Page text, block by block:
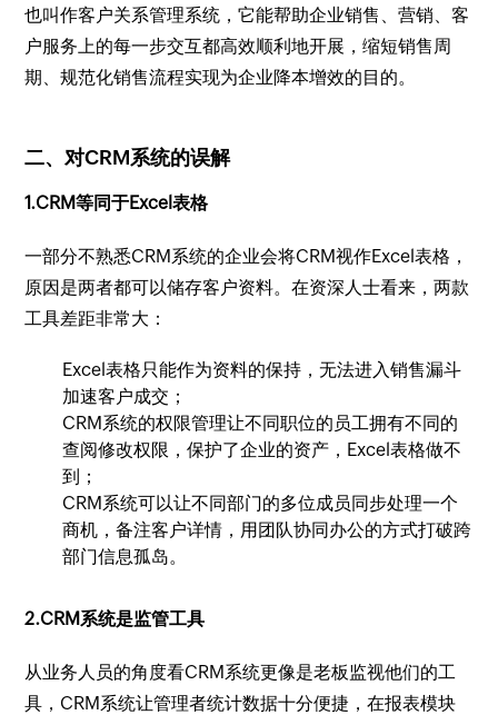
也叫作客户关系管理系统，它能帮助企业销售、营销、客
户服务上的每一步交互都高效顺利地开展，缩短销售周
期、规范化销售流程实现为企业降本增效的目的。
二、对CRM系统的误解
1.CRM等同于Excel表格
一部分不熟悉CRM系统的企业会将CRM视作Excel表格，
原因是两者都可以储存客户资料。在资深人士看来，两款
工具差距非常大：
Excel表格只能作为资料的保持，无法进入销售漏斗
加速客户成交；
CRM系统的权限管理让不同职位的员工拥有不同的
查阅修改权限，保护了企业的资产，Excel表格做不
到；
CRM系统可以让不同部门的多位成员同步处理一个
商机，备注客户详情，用团队协同办公的方式打破跨
部门信息孤岛。
2.CRM系统是监管工具
从业务人员的角度看CRM系统更像是老板监视他们的工
具，CRM系统让管理者统计数据十分便捷，在报表模块